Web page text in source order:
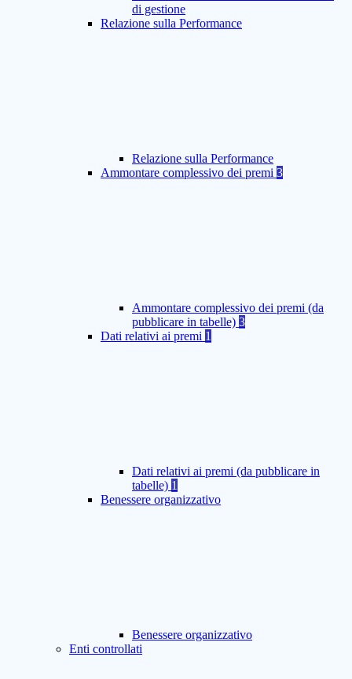
di gestione
Relazione sulla Performance
Relazione sulla Performance
Ammontare complessivo dei premi 3
Ammontare complessivo dei premi (da
pubblicare in tabelle) 3
Dati relativi ai premi 1
Dati relativi ai premi (da pubblicare in
tabelle) 1
Benessere organizzativo
Benessere organizzativo
Enti controllati